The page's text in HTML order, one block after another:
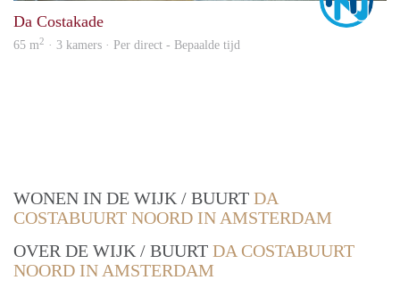
Da Costakade
65 m2 · 3 kamers · Per direct - Bepaalde tijd
WONEN IN DE WIJK / BUURT DA
COSTABUURT NOORD IN AMSTERDAM
OVER DE WIJK / BUURT DA COSTABUURT
NOORD IN AMSTERDAM